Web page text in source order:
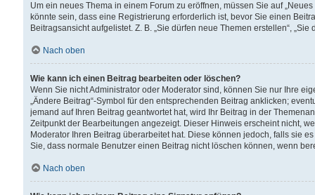
Um ein neues Thema in einem Forum zu eröffnen, müssen Sie auf
könnte sein, dass eine Registrierung erforderlich ist, bevor Sie einen
Beitragsansicht aufgelistet. Z. B. „Sie dürfen neue Themen erstellen“,
Nach oben
Wie kann ich einen Beitrag bearbeiten oder löschen?
Wenn Sie nicht Administrator oder Moderator sind, können Sie nur Ihre
„Ändere Beitrag“-Symbol für den entsprechenden Beitrag anklicken;
jemand auf Ihren Beitrag geantwortet hat, wird Ihr Beitrag in der
Zeitpunkt der Bearbeitungen angezeigt. Dieser Hinweis erscheint nicht,
Moderator Ihren Beitrag überarbeitet hat. Diese können jedoch, falls sie
Sie, dass normale Benutzer einen Beitrag nicht löschen können, wenn
Nach oben